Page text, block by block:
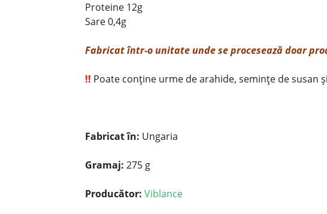
Proteine 12g
Sare 0,4g
Fabricat într-o unitate unde se procesează doar
!! Poate conține urme de arahide, semințe de susan
Fabricat în: Ungaria
Gramaj: 275 g
Producător: Viblance